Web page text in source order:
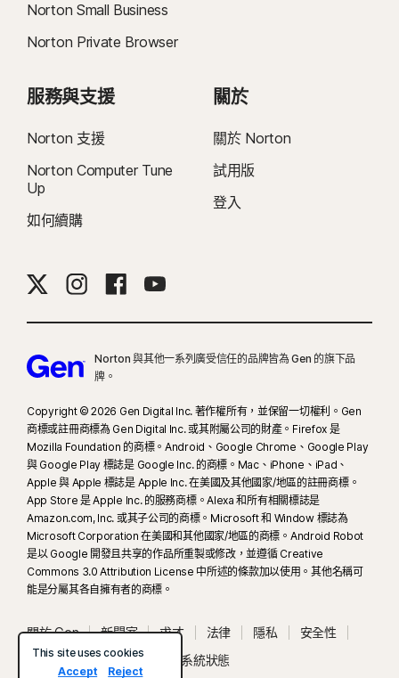
Norton Small Business
Norton Private Browser
服務與支援
Norton 支援
Norton Computer Tune
Up
如何續購
關於
關於 Norton
試用版
登入
Norton 與其他一系列廣受信任的品牌皆為 Gen 的旗下品
牌。
Copyright © 2026 Gen Digital Inc. 著作權所有，並保留一切權利。Gen
商標或註冊商標為 Gen Digital Inc. 或其附屬公司的財產。Firefox 是
Mozilla Foundation 的商標。Android、Google Chrome、Google Play
與 Google Play 標誌是 Google Inc. 的商標。Mac、iPhone、iPad、
Apple 與 Apple 標誌是 Apple Inc. 在美國及其他國家/地區的註冊商標。
App Store 是 Apple Inc. 的服務商標。Alexa 和所有相關標誌是
Amazon.com, Inc. 或其子公司的商標。Microsoft 和 Window 標誌為
Microsoft Corporation 在美國和其他國家/地區的商標。Android Robot
是以 Google 開發且共享的作品所重製或修改，並遵循 Creative
Commons 3.0 Attribution License 中所述的條款加以使用。其他名稱可
能是分屬其各自擁有者的商標。
關於 Gen 新聞室 求才 法律 隱私
安全性
使用條款
無障礙工具 系統狀態
This site uses cookies
Accept
Reject